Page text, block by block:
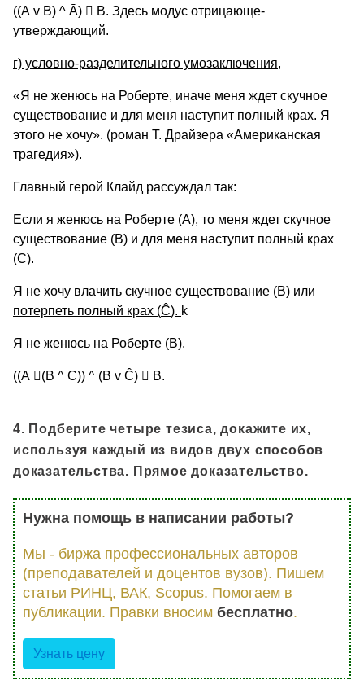
((А v В) ^ Ā)  B. Здесь модус отрицающе-
утверждающий.
г) условно-разделительного умозаключения,
«Я не женюсь на Роберте, иначе меня ждет скучное
существование и для меня наступит полный крах. Я
этого не хочу». (роман Т. Драйзера «Американская
трагедия»).
Главный герой Клайд рассуждал так:
Если я женюсь на Роберте (А), то меня ждет скучное
существование (В) и для меня наступит полный крах
(С).
Я не хочу влачить скучное существование (В) или
потерпеть полный крах (Ĉ). k
Я не женюсь на Роберте (В).
((А (В ^ С)) ^ (В v Ĉ)  В.
4. Подберите четыре тезиса, докажите их,
используя каждый из видов двух способов
доказательства. Прямое доказательство.
Нужна помощь в написании работы?
Мы - биржа профессиональных авторов
(преподавателей и доцентов вузов). Пишем
статьи РИНЦ, ВАК, Scopus. Помогаем в
публикации. Правки вносим бесплатно.
Узнать цену